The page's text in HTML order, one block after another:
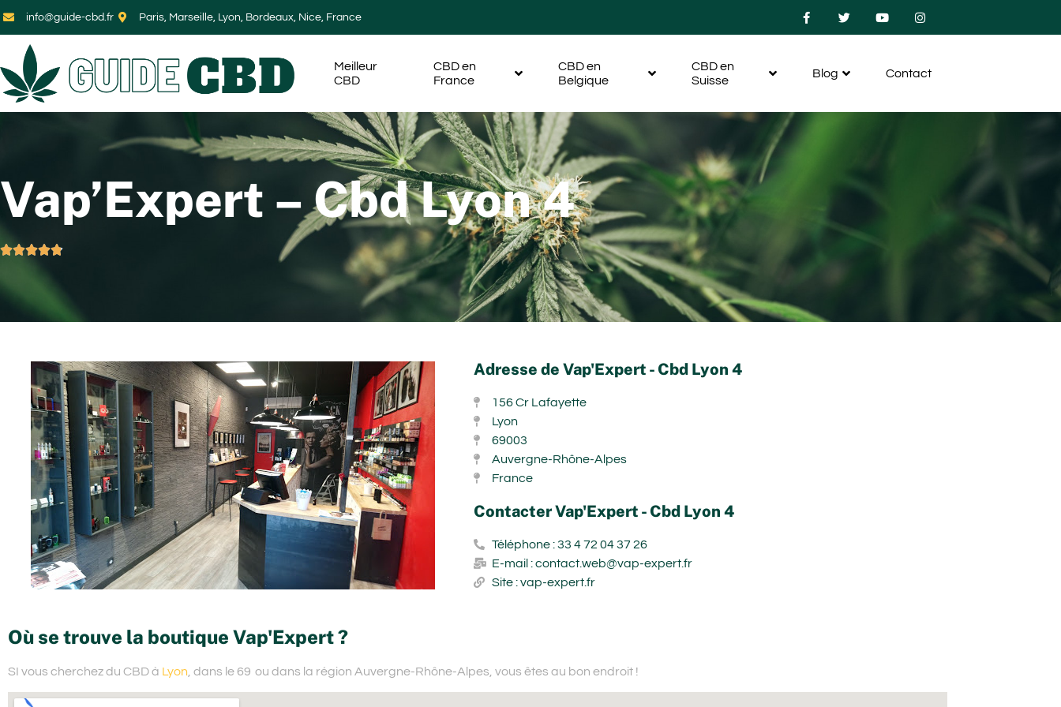
info@guide-cbd.fr Paris, Marseille, Lyon, Bordeaux, Nice, France
Meilleur
CBD
CBD en
France
CBD en
Belgique
CBD en
Suisse
Blog Contact
Vap’Expert – Cbd Lyon 4

Adresse de Vap'Expert - Cbd Lyon 4
156 Cr Lafayette
Lyon
69003
Auvergne-Rhône-Alpes
France
Contacter Vap'Expert - Cbd Lyon 4
Téléphone : 33 4 72 04 37 26
E-mail : contact.web@vap-expert.fr
Site : vap-expert.fr
Où se trouve la boutique Vap'Expert ?
SI vous cherchez du CBD à Lyon , dans le 69 ou dans la région Auvergne-Rhône-Alpes, vous êtes au bon endroit !